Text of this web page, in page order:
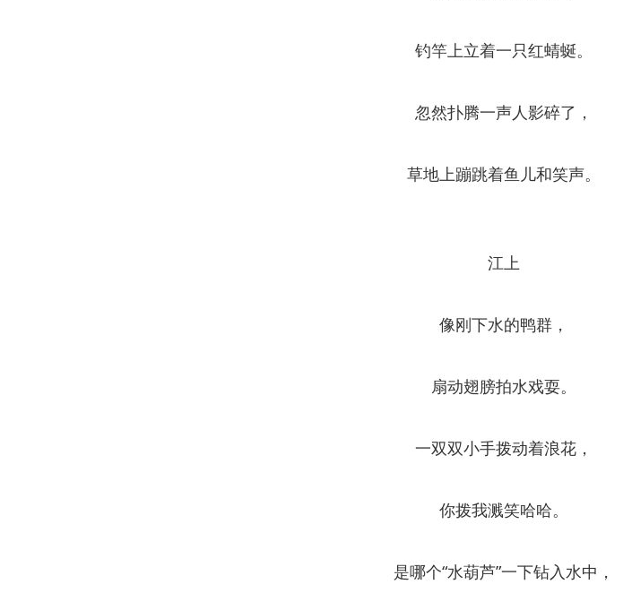
钓竿上立着一只红蜻蜒。
忽然扑腾一声人影碎了，
草地上蹦跳着鱼儿和笑声。
江上
像刚下水的鸭群，
扇动翅膀拍水戏耍。
一双双小手拨动着浪花，
你拨我溅笑哈哈。
是哪个“水葫芦”一下钻入水中，